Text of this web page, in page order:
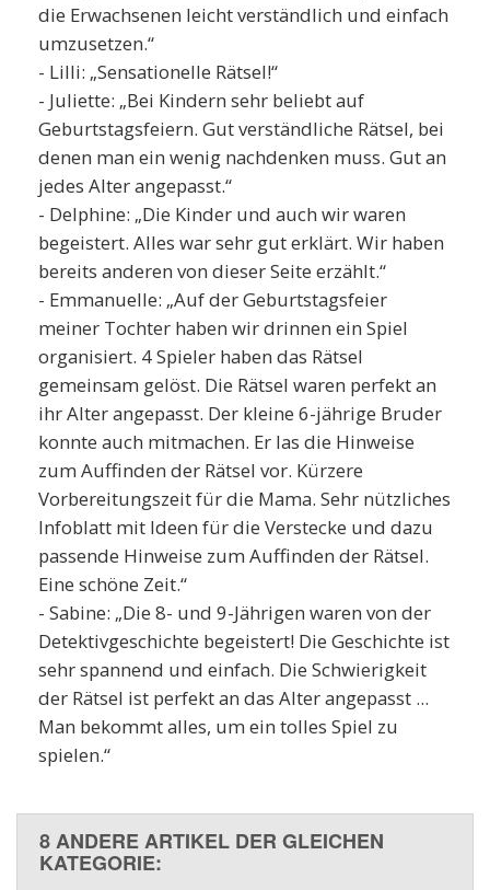
die Erwachsenen leicht verständlich und einfach
umzusetzen.“
- Lilli: „Sensationelle Rätsel!“
- Juliette: „Bei Kindern sehr beliebt auf
Geburtstagsfeiern. Gut verständliche Rätsel, bei
denen man ein wenig nachdenken muss. Gut an
jedes Alter angepasst.“
- Delphine: „Die Kinder und auch wir waren
begeistert. Alles war sehr gut erklärt. Wir haben
bereits anderen von dieser Seite erzählt.“
- Emmanuelle: „Auf der Geburtstagsfeier
meiner Tochter haben wir drinnen ein Spiel
organisiert. 4 Spieler haben das Rätsel
gemeinsam gelöst. Die Rätsel waren perfekt an
ihr Alter angepasst. Der kleine 6-jährige Bruder
konnte auch mitmachen. Er las die Hinweise
zum Auffinden der Rätsel vor. Kürzere
Vorbereitungszeit für die Mama. Sehr nützliches
Infoblatt mit Ideen für die Verstecke und dazu
passende Hinweise zum Auffinden der Rätsel.
Eine schöne Zeit.“
- Sabine: „Die 8- und 9-Jährigen waren von der
Detektivgeschichte begeistert! Die Geschichte ist
sehr spannend und einfach. Die Schwierigkeit
der Rätsel ist perfekt an das Alter angepasst ...
Man bekommt alles, um ein tolles Spiel zu
spielen.“
8 ANDERE ARTIKEL DER GLEICHEN
KATEGORIE: